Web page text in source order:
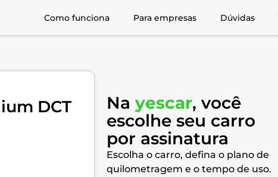
Como funciona Para empresas Dúvidas
DCT
Na yescar, você
escolhe seu carro
por assinatura
Escolha o carro, defina o plano de
quilometragem e o tempo de uso.